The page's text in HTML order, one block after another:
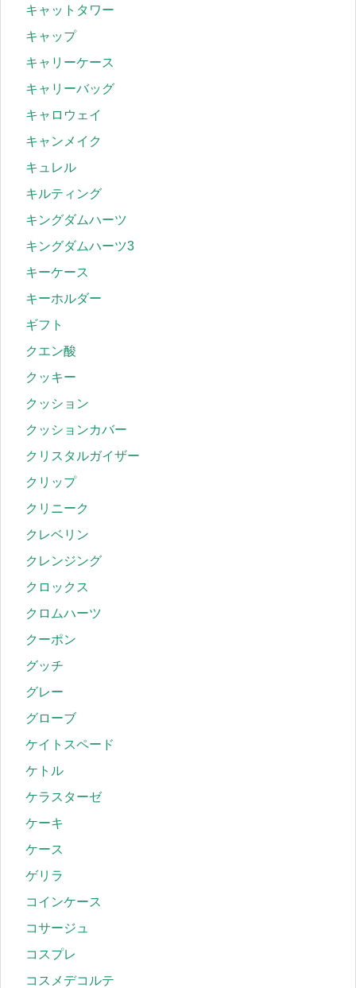
キャットタワー
キャップ
キャリーケース
キャリーバッグ
キャロウェイ
キャンメイク
キュレル
キルティング
キングダムハーツ
キングダムハーツ3
キーケース
キーホルダー
ギフト
クエン酸
クッキー
クッション
クッションカバー
クリスタルガイザー
クリップ
クリニーク
クレベリン
クレンジング
クロックス
クロムハーツ
クーポン
グッチ
グレー
グローブ
ケイトスペード
ケトル
ケラスターゼ
ケーキ
ケース
ゲリラ
コインケース
コサージュ
コスプレ
コスメデコルテ